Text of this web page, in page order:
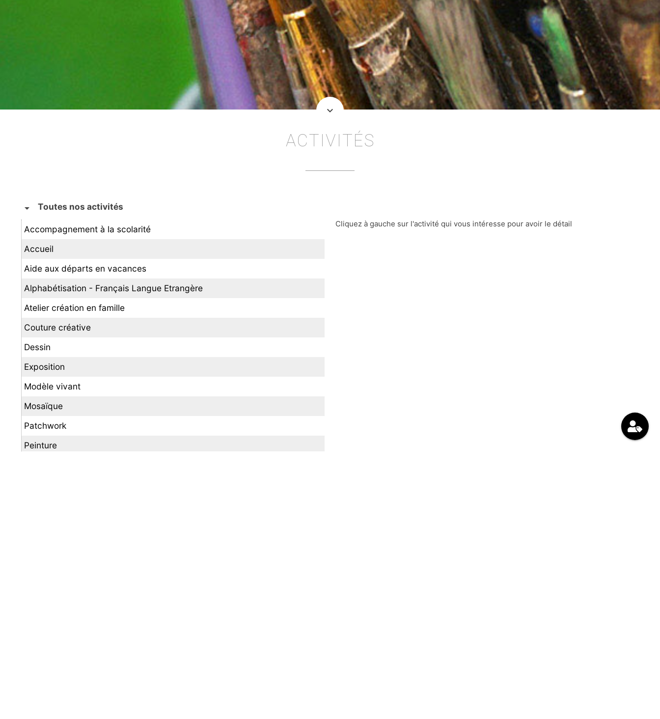
keyboard_arrow_down
ACTIVITÉS
Toutes nos activités
arrow_drop_down
Accompagnement à la scolarité
Accueil
Aide aux départs en vacances
Alphabétisation - Français Langue Etrangère
Atelier création en famille
Couture créative
Dessin
Exposition
Modèle vivant
Mosaïque
Patchwork
Peinture
Cliquez à gauche sur l'activité qui vous intéresse pour avoir le détail